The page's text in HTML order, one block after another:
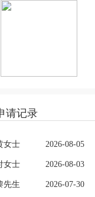
请记录
女士 2026-08-05
女士 2026-08-03
先生 2026-07-30